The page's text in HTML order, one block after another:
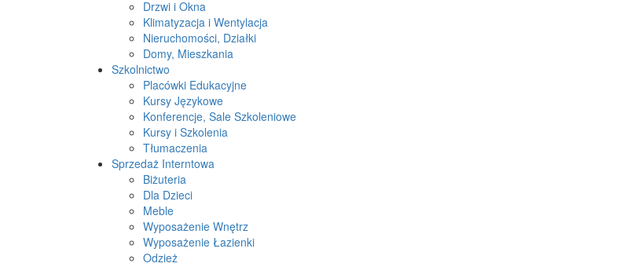
Drzwi i Okna
Klimatyzacja i Wentylacja
Nieruchomości, Działki
Domy, Mieszkania
Szkolnictwo
Placówki Edukacyjne
Kursy Językowe
Konferencje, Sale Szkoleniowe
Kursy i Szkolenia
Tłumaczenia
Sprzedaż Interntowa
Biżuteria
Dla Dzieci
Meble
Wyposażenie Wnętrz
Wyposażenie Łazienki
Odzież